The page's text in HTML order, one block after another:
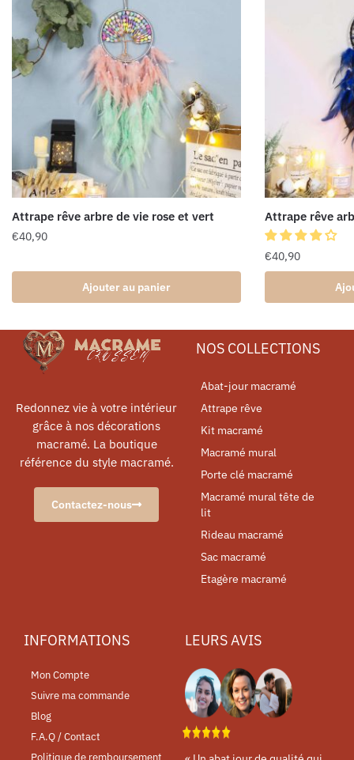
Attrape rêve arbre de vie rose et vert
€40,90
Ajouter au panier
Attrape rêve
€40,90
Redonnez vie à votre intérieur
grâce à nos décorations
macramé. La boutique
référence du style macramé.
Contactez-nous
NOS COLLECTIONS
Abat-jour macramé
Attrape rêve
Kit macramé
Macramé mural
Porte clé macramé
Macramé mural tête de
lit
Rideau macramé
Sac macramé
Etagère macramé
INFORMATIONS
Mon Compte
Suivre ma commande
Blog
F.A.Q / Contact
Politique de remboursement
LEURS AVIS